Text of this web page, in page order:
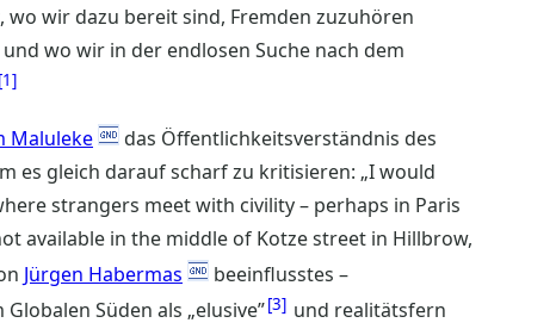
wir dazu bereit sind, Fremden zuzuhören
wo wir in der endlosen Suche nach dem
1
Maluleke
das Öffentlichkeitsverständnis des
es gleich darauf scharf zu kritisieren: „I would
strangers meet with civility – perhaps in Paris
available in the middle of Kotze street in Hillbrow,
Jürgen Habermas
beeinflusstes –
Süden als „elusive” 3
und realitätsfern